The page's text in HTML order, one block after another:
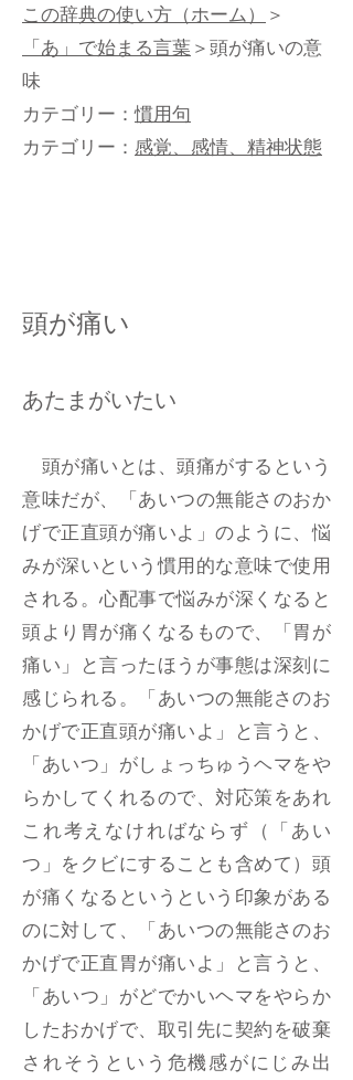
この辞典の使い方（ホーム）＞
「あ」で始まる言葉＞頭が痛いの意
味
カテゴリー：慣用句
カテゴリー： 感覚、感情、精神状態
頭が痛い
あたまがいたい
頭が痛いとは、頭痛がするという
意味だが、「あいつの無能さのおか
げで正直頭が痛いよ」のように、悩
みが深いという慣用的な意味で使用
される。心配事で悩みが深くなると
頭より胃が痛くなるもので、「胃が
痛い」と言ったほうが事態は深刻に
感じられる。「あいつの無能さのお
かげで正直頭が痛いよ」と言うと、
「あいつ」がしょっちゅうヘマをや
らかしてくれるので、対応策をあれ
これ考えなければならず（「あい
つ」をクビにすることも含めて）頭
が痛くなるというという印象がある
のに対して、「あいつの無能さのお
かげで正直胃が痛いよ」と言うと、
「あいつ」がどでかいヘマをやらか
したおかげで、取引先に契約を破棄
されそうという危機感がにじみ出